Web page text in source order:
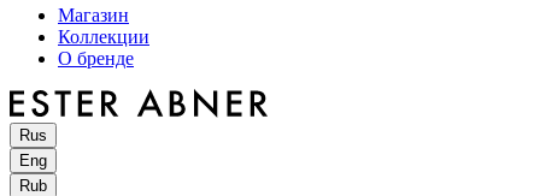
Магазин
Коллекции
О бренде
Rus
Eng
Rub